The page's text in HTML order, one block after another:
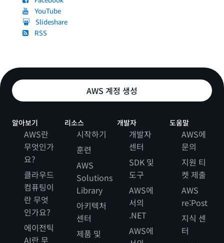
YouTube
Slideshare
RSS
AWS 계정 생성
알아보기
AWS란
무엇인가
요?
클라우드
컴퓨팅이
란 무엇
인가요?
에이전틱
AI란 무
리소스
시작하기
훈련
AWS
Solutions
Library
아키텍처
센터
제품 및
개발자
개발자
센터
SDK 및
도구
AWS에
서의
.NET
AWS에
도움말
AWS에
문의
지원 티
켓 제출
AWS
re:Post
지식 센
터